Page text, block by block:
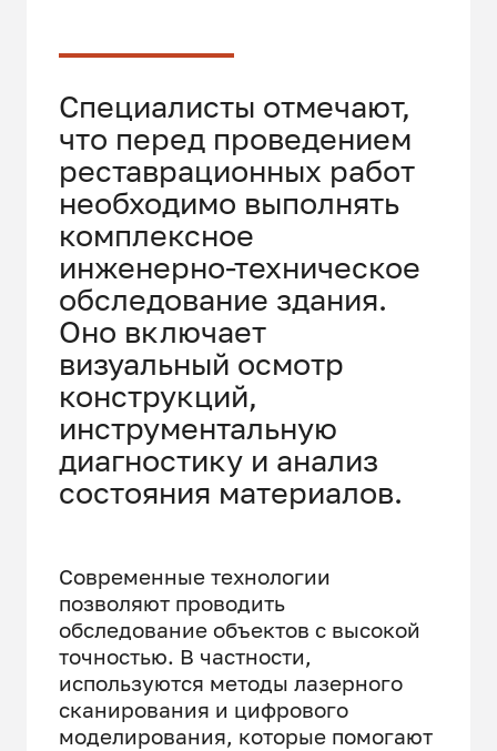
Специалисты отмечают,
что перед проведением
реставрационных работ
необходимо выполнять
комплексное
инженерно-техническое
обследование здания.
Оно включает
визуальный осмотр
конструкций,
инструментальную
диагностику и анализ
состояния материалов.
Современные технологии
позволяют проводить
обследование объектов с высокой
точностью. В частности,
используются методы лазерного
сканирования и цифрового
моделирования, которые помогают